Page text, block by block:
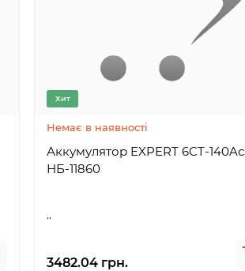
Хит
Немає в наявності
Аккумулятор EXPERT 6CT-140Aс
НБ-11860
..
3482.04 грн.